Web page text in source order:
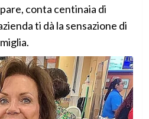
conta centinaia di
ti dà la sensazione di